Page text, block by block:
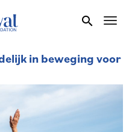
search
in beweging voor